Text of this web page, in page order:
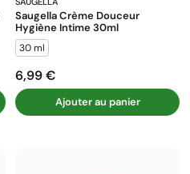
Saugella Crème Douceur
Hygiène Intime 30ml
30 ml
Prix
6,99 €
Ajouter au panier